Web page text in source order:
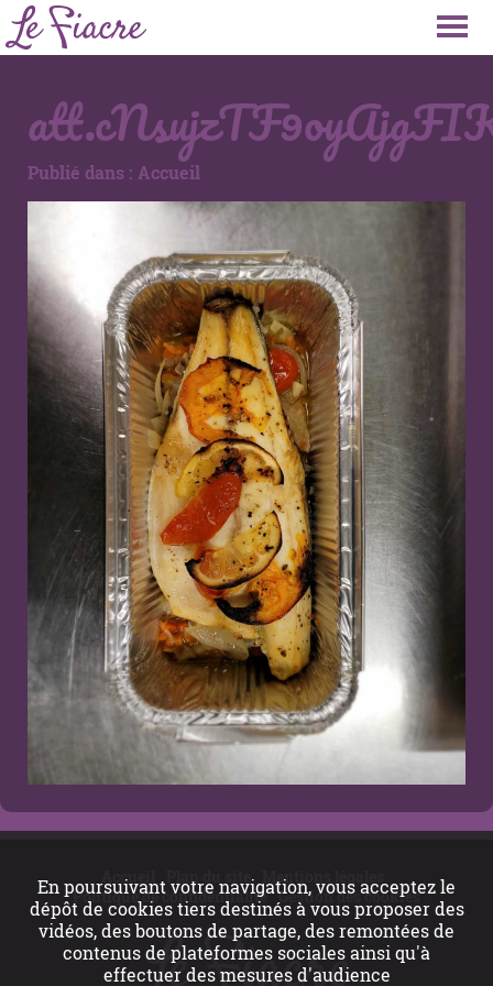
Publié dans : Accueil
Accueil Plan du site
Mentions légales
Politique de confidentialité Gestion des cookies
En poursuivant votre navigation, vous acceptez le
dépôt de cookies tiers destinés à vous proposer des
vidéos, des boutons de partage, des remontées de
contenus de plateformes sociales ainsi qu'à
effectuer des mesures d'audience